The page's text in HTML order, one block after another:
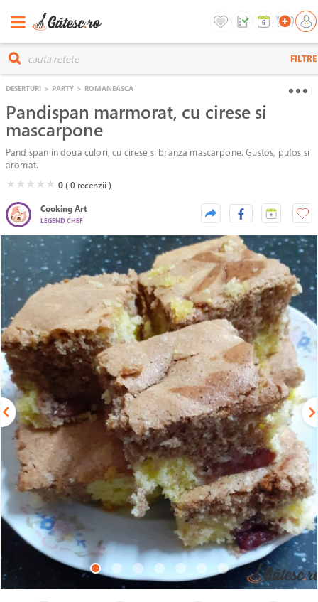
FILTRE
DESERTURI > PARTY > ROMANEASCA
Pandispan marmorat, cu cirese si
mascarpone
Pandispan in doua culori, cu cirese si branza mascarpone. Gustos, pufos si
aromat.
( )
★( )
★( )
★( )
★( )
★ 0( 0 recenzii )
Cooking Art
LEGEND CHEF